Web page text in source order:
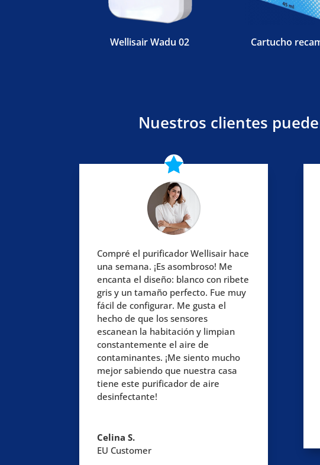
Wellisair Wadu 02 Cartucho
Nuestros clientes
Compré el purificador Wellisair hace
una semana. ¡Es asombroso! Me
encanta el diseño: blanco con ribete
gris y un tamaño perfecto. Fue muy
fácil de configurar. Me gusta el
hecho de que los sensores
escanean la habitación y limpian
constantemente el aire de
contaminantes. ¡Me siento mucho
mejor sabiendo que nuestra casa
tiene este purificador de aire
desinfectante!
Celina S.
EU Customer